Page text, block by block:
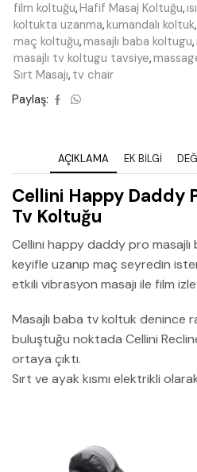
film koltuğu,Hafif Masaj Koltuğu,
koltukta uzanma,kumandalı koltuk,
maç koltuğu,masajlı baba koltugu,
masajlı tv koltugu tavsiye,
Sırt Masajı, tv chair
Paylaş:
AÇIKLAMA EK BILGI
Cellini Happy Daddy
Tv Koltuğu
Cellini happy daddy pro
keyifle uzanıp maç seyredin ister
etkili vibrasyon masajı ile film
Masajlı baba tv koltuk denince
buluştuğu noktada Cellini
ortaya çıktı.
Sırt ve ayak kısmı elektrikli